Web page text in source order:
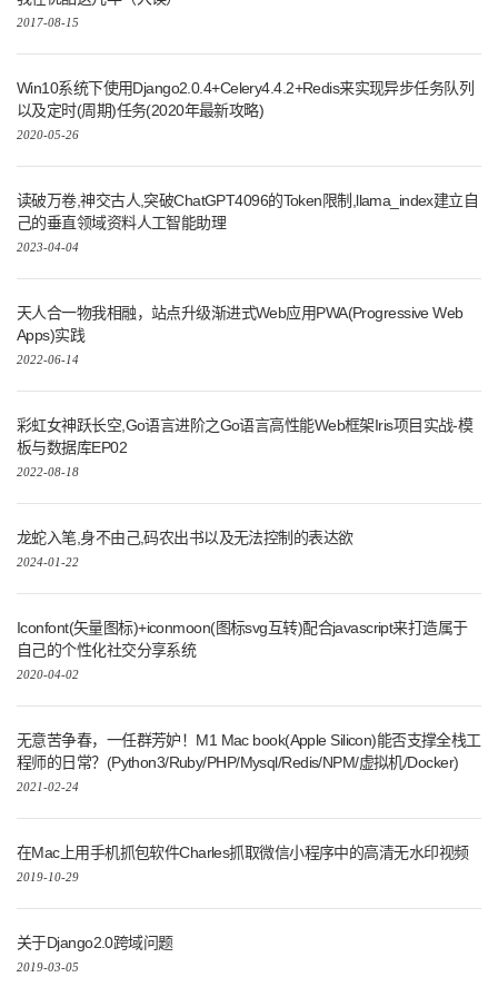
2017-08-15
Win10系统下使用Django2.0.4+Celery4.4.2+Redis来实现异步任务队列
以及定时(周期)任务(2020年最新攻略)
2020-05-26
读破万卷,神交古人,突破ChatGPT4096的Token限制,llama_index建立自
己的垂直领域资料人工智能助理
2023-04-04
天人合一物我相融，站点升级渐进式Web应用PWA(Progressive Web
Apps)实践
2022-06-14
彩虹女神跃长空,Go语言进阶之Go语言高性能Web框架Iris项目实战-模
板与数据库EP02
2022-08-18
龙蛇入笔,身不由己,码农出书以及无法控制的表达欲
2024-01-22
Iconfont(矢量图标)+iconmoon(图标svg互转)配合javascript来打造属于
自己的个性化社交分享系统
2020-04-02
无意苦争春，一任群芳妒！M1 Mac book(Apple Silicon)能否支撑全栈工
程师的日常？(Python3/Ruby/PHP/Mysql/Redis/NPM/虚拟机/Docker)
2021-02-24
在Mac上用手机抓包软件Charles抓取微信小程序中的高清无水印视频
2019-10-29
关于Django2.0跨域问题
2019-03-05